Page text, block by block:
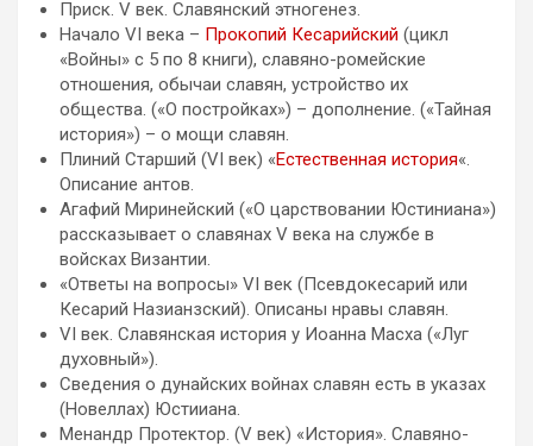
Приск. V век. Славянский этногенез.
Начало VI века – Прокопий Кесарийский (цикл
«Войны» с 5 по 8 книги), славяно-ромейские
отношения, обычаи славян, устройство их
общества. («О постройках») – дополнение. («Тайная
история») – о мощи славян.
Плиний Старший (VI век) «Естественная история«.
Описание антов.
Агафий Миринейский («О царствовании Юстиниана»)
рассказывает о славянах V века на службе в
войсках Византии.
«Ответы на вопросы» VI век (Псевдокесарий или
Кесарий Назианзский). Описаны нравы славян.
VI век. Славянская история у Иоанна Масха («Луг
духовный»).
Сведения о дунайских войнах славян есть в указах
(Новеллах) Юстииана.
Менандр Протектор. (V век) «История». Славяно-